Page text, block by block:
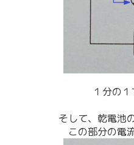
１分の
そして、乾電池
この部分の電